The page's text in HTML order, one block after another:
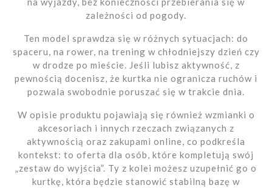
zależności od pogody.
Ten model sprawdza się w różnych sytuacjach: do
spaceru, na rower, na trening w chłodniejszy dzień czy
w drodze po mieście. Jeśli lubisz aktywność, z
pewnością docenisz, że kurtka nie ogranicza ruchów i
pozwala swobodnie poruszać się w trakcie dnia.
W opisie produktu pojawiają się również wzmianki o
akcesoriach i innych rzeczach związanych z
aktywnością oraz zakupami online, co podkreśla
kontekst: to oferta dla osób, które kompletują swój
„zestaw do wyjścia”. Ty z kolei możesz uzupełnić go o
kurtkę, która będzie stanowić stabilną bazę w